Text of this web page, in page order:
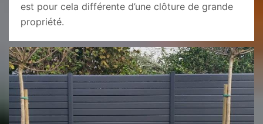
est pour cela différente d’une clôture de grande
propriété.